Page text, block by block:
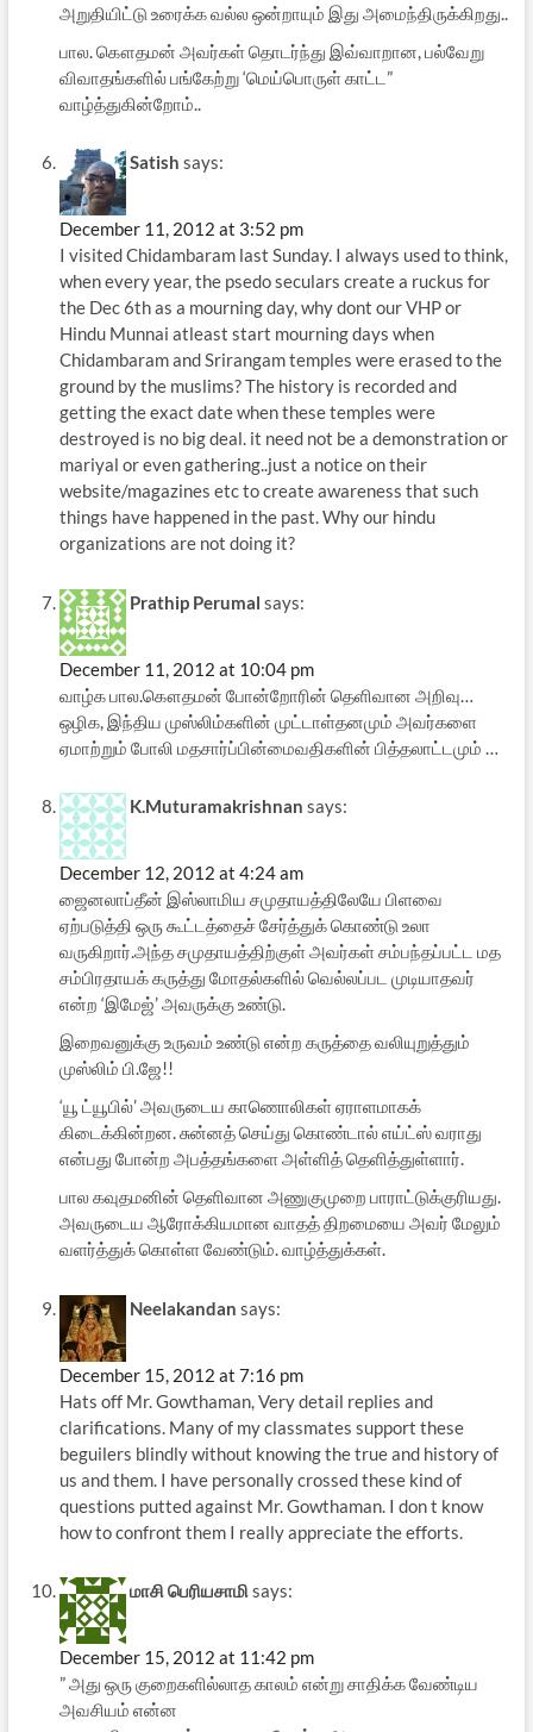
அறுதியிட்டு உரைக்க வல்ல ஒன்றாயும் இது அமைந்திருக்கிறது..
பால. கௌதமன் அவர்கள் தொடர்ந்து இவ்வாறான, பல்வேறு
விவாதங்களில் பங்கேற்று ‘மெய்பொருள் காட்ட”
வாழ்த்துகின்றோம்..
Satish says:
December 11, 2012 at 3:52 pm
I visited Chidambaram last Sunday. I always used to think,
when every year, the psedo seculars create a ruckus for
the Dec 6th as a mourning day, why dont our VHP or
Hindu Munnai atleast start mourning days when
Chidambaram and Srirangam temples were erased to the
ground by the muslims? The history is recorded and
getting the exact date when these temples were
destroyed is no big deal. it need not be a demonstration or
mariyal or even gathering..just a notice on their
website/magazines etc to create awareness that such
things have happened in the past. Why our hindu
organizations are not doing it?
Prathip Perumal says:
December 11, 2012 at 10:04 pm
வாழ்க பால.கௌதமன் போன்றோரின் தெளிவான அறிவு…
ஒழிக, இந்திய முஸ்லிம்களின் முட்டாள்தனமும் அவர்களை
ஏமாற்றும் போலி மதசார்ப்பின்மைவதிகளின் பித்தலாட்டமும் …
K.Muturamakrishnan says:
December 12, 2012 at 4:24 am
ஜைனலாப்தீன் இஸ்லாமிய சமுதாயத்திலேயே பிளவை
ஏற்படுத்தி ஒரு கூட்டத்தைச் சேர்த்துக் கொண்டு உலா
வருகிறார்.அந்த சமுதாயத்திற்குள் அவர்கள் சம்பந்தப்பட்ட மத
சம்பிரதாயக் கருத்து மோதல்களில் வெல்லப்பட முடியாதவர்
என்ற ‘இமேஜ்’ அவருக்கு உண்டு.
இறைவனுக்கு உருவம் உண்டு என்ற கருத்தை வலியுறுத்தும்
முஸ்லிம் பி.ஜே!!
‘யூ ட்யூபில்’ அவருடைய காணொலிகள் ஏராளமாகக்
கிடைக்கின்றன. சுன்னத் செய்து கொண்டால் எய்ட்ஸ் வராது
என்பது போன்ற அபத்தங்களை அள்ளித் தெளித்துள்ளார்.
பால கவுதமனின் தெளிவான அணுகுமுறை பாராட்டுக்குரியது.
அவருடைய ஆரோக்கியமான வாதத் திறமையை அவர் மேலும்
வளர்த்துக் கொள்ள வேண்டும். வாழ்த்துக்கள்.
Neelakandan says:
December 15, 2012 at 7:16 pm
Hats off Mr. Gowthaman, Very detail replies and
clarifications. Many of my classmates support these
beguilers blindly without knowing the true and history of
us and them. I have personally crossed these kind of
questions putted against Mr. Gowthaman. I don t know
how to confront them I really appreciate the efforts.
மாசி பெரியசாமிsays:
December 15, 2012 at 11:42 pm
” அது ஒரு குறைகளில்லாத காலம் என்று சாதிக்க வேண்டிய
அவசியம் என்ன